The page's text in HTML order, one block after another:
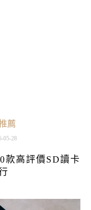
薦
05-28
款高評價SD讀卡